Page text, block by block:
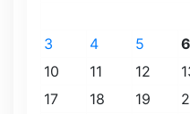
3
4 5 6
10
11 12
17
18 19